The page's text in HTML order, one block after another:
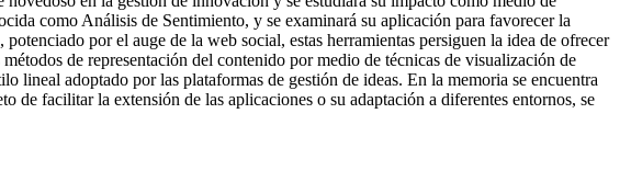
como Análisis de Sentimiento, y se examinará su aplicación para favorecer la
por el auge de la web social, estas herramientas persiguen la idea de ofrecer
de representación del contenido por medio de técnicas de visualización de
lineal adoptado por las plataformas de gestión de ideas. En la memoria se encuentra
de facilitar la extensión de las aplicaciones o su adaptación a diferentes entornos, se